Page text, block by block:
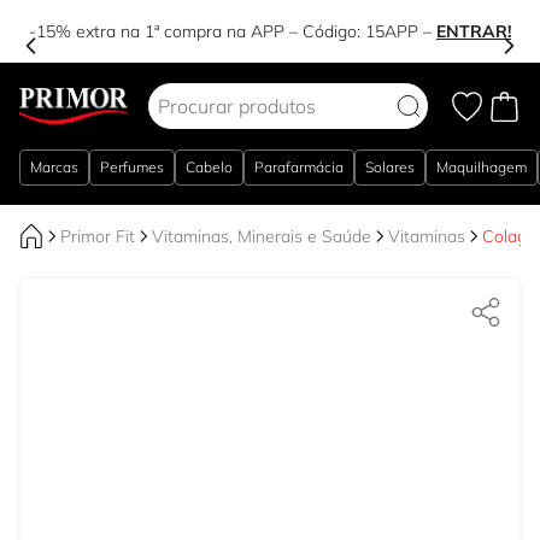
-15% extra na 1ª compra na APP – Código: 15APP – ENTRAR!
Marcas Perfumes Cabelo Parafarmácia Solares Maquilhagem
Primor Fit Vitaminas, Minerais e Saúde Vitaminas